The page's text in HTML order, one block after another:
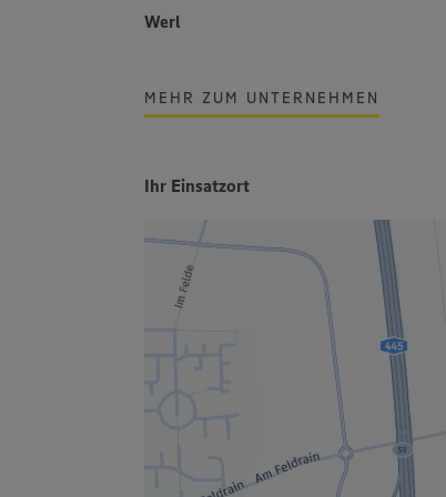
Werl
MEHR ZUM UNTERNEHMEN
Ihr Einsatzort